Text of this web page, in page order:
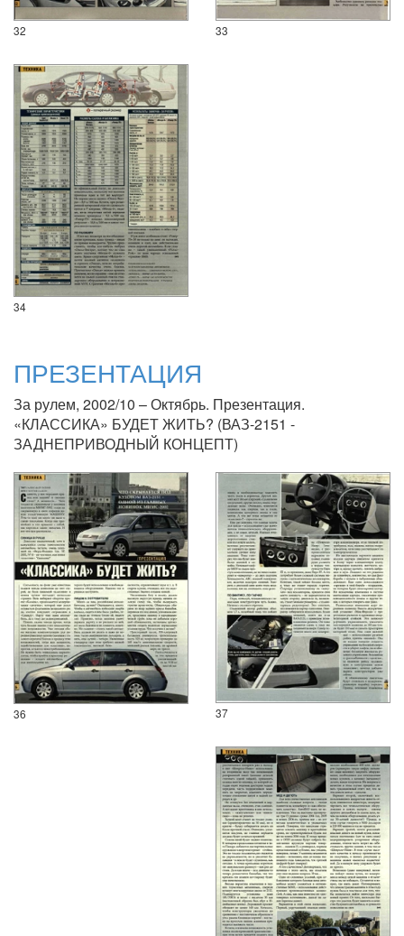
32 33
34
ПРЕЗЕНТАЦИЯ
За рулем, 2002/10 – Октябрь. Презентация.
«КЛАССИКА» БУДЕТ ЖИТЬ? (ВАЗ-2151 -
ЗАДНЕПРИВОДНЫЙ КОНЦЕПТ)
36 37